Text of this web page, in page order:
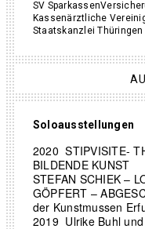
SV
Kassenärztliche
Staatskanzlei Thüringen
Soloausstellungen
2020 STIPVISITE-
BILDENDE KUNST
STEFAN SCHIEK –
GÖPFERT –
der Kunstmussen
2019Ulrike Buhl und